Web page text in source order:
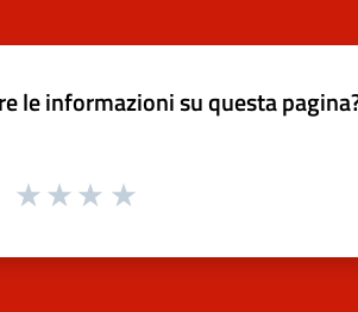
le informazioni su questa